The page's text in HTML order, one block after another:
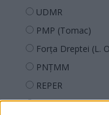
UDMR
PMP (Tomac)
Forța Dreptei (L.
PNȚMM
REPER
SENS